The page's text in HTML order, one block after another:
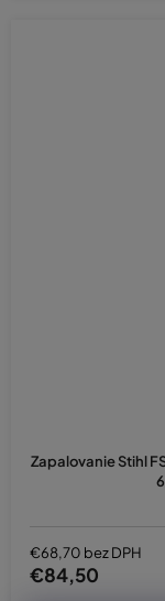
Zapalovanie Stihl
€68,70 bez DPH
€84,50